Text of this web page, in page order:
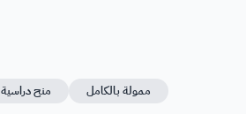
ممولة بالكامل منح دراسية